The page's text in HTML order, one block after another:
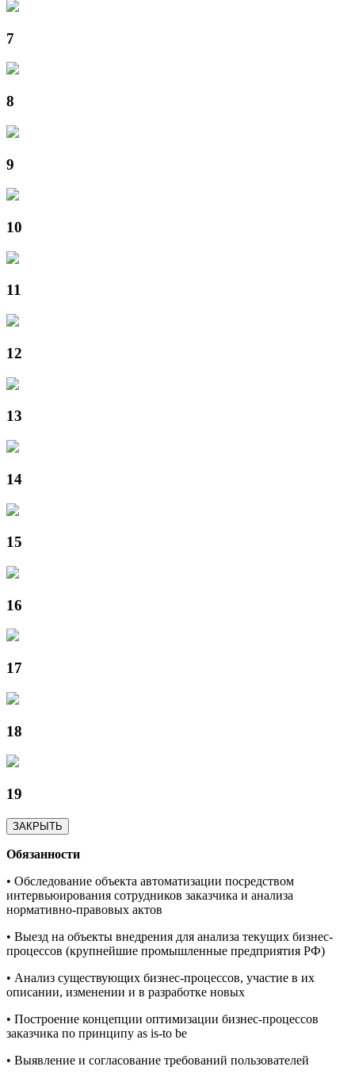
7
8
9
10
11
12
13
14
15
16
17
18
19
ЗАКРЫТЬ
Обязанности
• Обследование объекта автоматизации посредством
интервьюирования сотрудников заказчика и анализа
нормативно-правовых актов
• Выезд на объекты внедрения для анализа текущих бизнес-
процессов (крупнейшие промышленные предприятия РФ)
• Анализ существующих бизнес-процессов, участие в их
описании, изменении и в разработке новых
• Построение концепции оптимизации бизнес-процессов
заказчика по принципу as is-to be
• Выявление и согласование требований пользователей